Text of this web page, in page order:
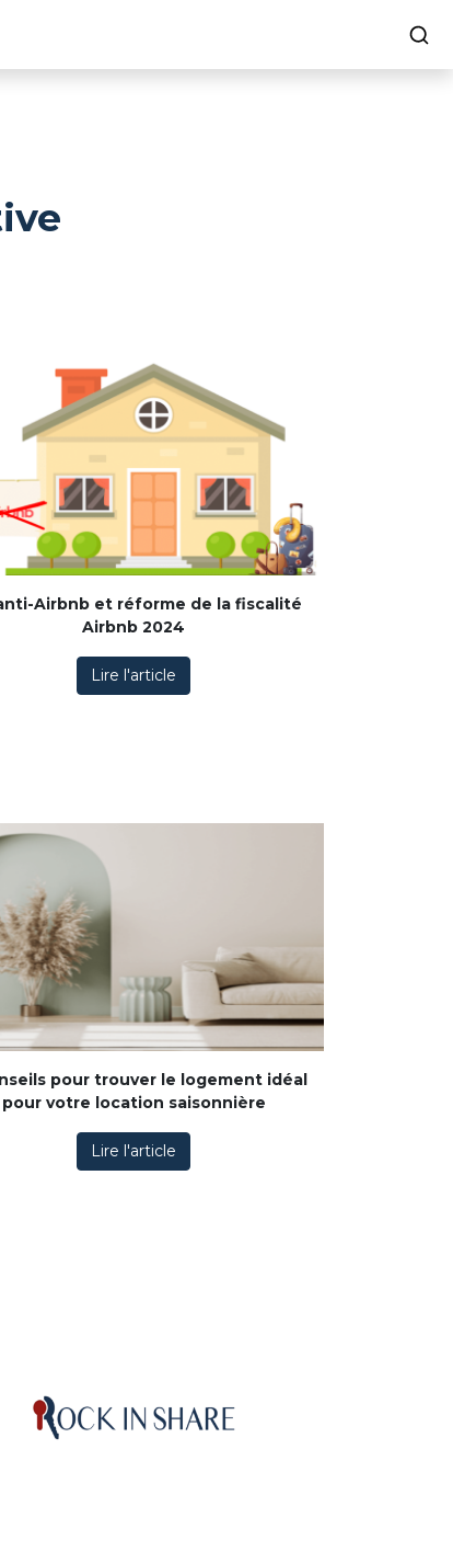
Airbnb et réforme de la fiscalité
Airbnb 2024
Lire l'article
pour trouver le logement idéal
pour votre location saisonnière
Lire l'article